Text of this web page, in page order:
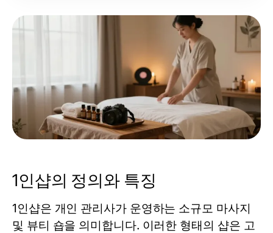
1인샵의 정의와 특징
1인샵은 개인 관리사가 운영하는 소규모 마사지
및 뷰티 숍을 의미합니다. 이러한 형태의 샵은 고